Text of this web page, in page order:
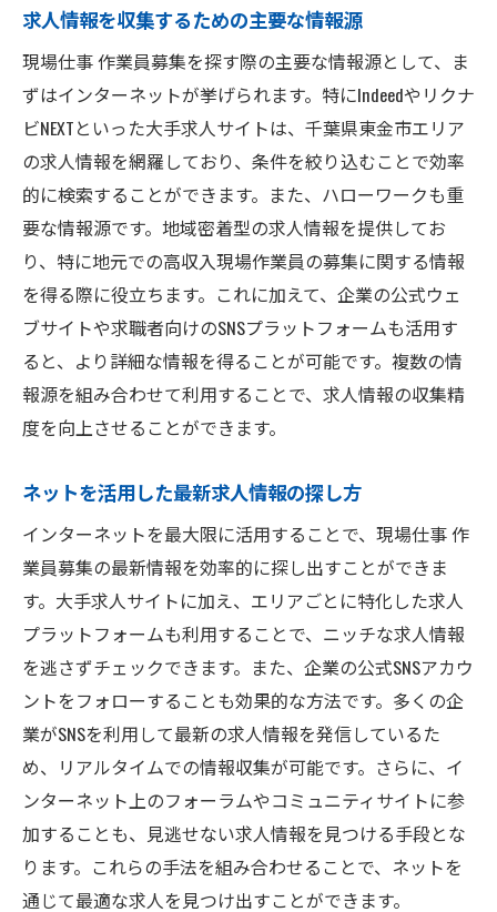
求人情報を収集するための主要な情報源
現場仕事 作業員募集を探す際の主要な情報源として、ま
ずはインターネットが挙げられます。特にIndeedやリクナ
ビNEXTといった大手求人サイトは、千葉県東金市エリア
の求人情報を網羅しており、条件を絞り込むことで効率
的に検索することができます。また、ハローワークも重
要な情報源です。地域密着型の求人情報を提供してお
り、特に地元での高収入現場作業員の募集に関する情報
を得る際に役立ちます。これに加えて、企業の公式ウェ
ブサイトや求職者向けのSNSプラットフォームも活用す
ると、より詳細な情報を得ることが可能です。複数の情
報源を組み合わせて利用することで、求人情報の収集精
度を向上させることができます。
ネットを活用した最新求人情報の探し方
インターネットを最大限に活用することで、現場仕事 作
業員募集の最新情報を効率的に探し出すことができま
す。大手求人サイトに加え、エリアごとに特化した求人
プラットフォームも利用することで、ニッチな求人情報
を逃さずチェックできます。また、企業の公式SNSアカウ
ントをフォローすることも効果的な方法です。多くの企
業がSNSを利用して最新の求人情報を発信しているた
め、リアルタイムでの情報収集が可能です。さらに、イ
ンターネット上のフォーラムやコミュニティサイトに参
加することも、見逃せない求人情報を見つける手段とな
ります。これらの手法を組み合わせることで、ネットを
通じて最適な求人を見つけ出すことができます。